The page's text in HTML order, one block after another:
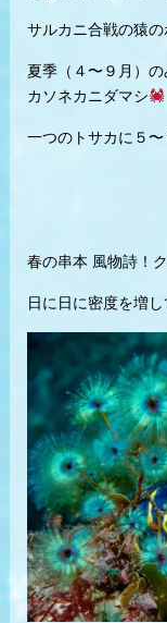
サルカニ合戦の猿
夏季（４〜９月）
カソネカニダマシ
一つのトサカに５
春の串本 風物詩！
日に日に密度を増